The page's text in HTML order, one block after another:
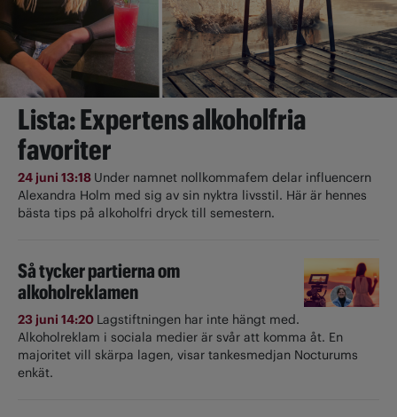
Lista: Expertens alkoholfria
favoriter
24 juni 13:18 Under namnet nollkommafem delar influencern
Alexandra Holm med sig av sin nyktra livsstil. Här är hennes
bästa tips på alkoholfri dryck till semestern.
Så tycker partierna om
alkoholreklamen
23 juni 14:20 Lagstiftningen har inte hängt med.
Alkoholreklam i sociala medier är svår att komma åt. En
majoritet vill skärpa lagen, visar tankesmedjan Nocturums
enkät.